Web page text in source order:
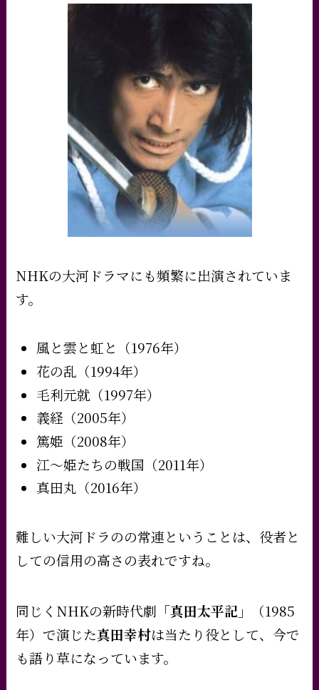
NHKの大河ドラマにも頻繁に出演されていま
す。
風と雲と虹と（1976年）
花の乱（1994年）
毛利元就（1997年）
義経（2005年）
篤姫（2008年）
江～姫たちの戦国（2011年）
真田丸（2016年）
難しい大河ドラのの常連ということは、役者と
しての信用の高さの表れですね。
同じくNHKの新時代劇 「真田太平記」
（1985
年）で演じた真田幸村は当たり役として、今で
も語り草になっています。